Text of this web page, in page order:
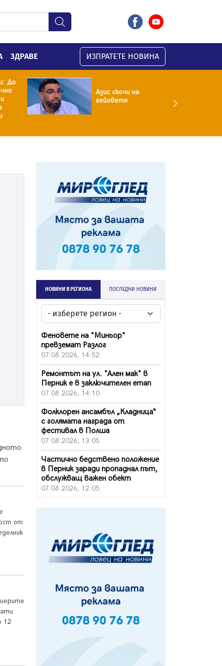
ЗДРАВЕ ИЗПРАТЕТЕ НОВИНА
До
Азис скочи на
гейовете
от
12
НОВИНИ В РЕГИОНА ПОСЛЕДНИ НОВИНИ
Феновете на "Миньор"
превземат Разлог
07.08.2026, 14:52
Ремонтът на ул. "Ален мак" в
Перник е в заключителен етап
07.08.2026, 14:10
Фолклорен ансамбъл „Кладница“
с голямата награда от
фестивал в Полша
07.08.2026, 13:05
Частично бедствено положение
в Перник заради пропаднал път,
обслужващ важен обект
07.08.2026, 12:05
Първите крачки в помощ на
пенсионерите в Перник, вече са
факт
Пак ограничават камионите по
магистралите в петък и неделя.
07.08.2026, 07:55